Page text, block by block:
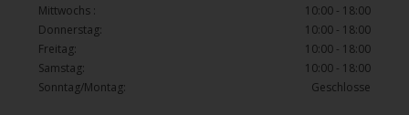
Mittwochs :
10:00 - 18:00
Donnerstag:
10:00 - 18:00
Freitag:
10:00 - 18:00
Samstag:
10:00 - 18:00
Sonntag/Montag:
Geschlosse